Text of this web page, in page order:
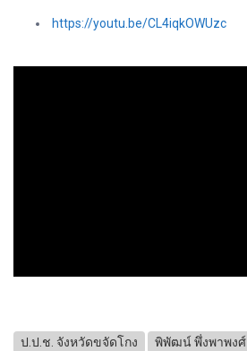
https://youtu.be/CL4iqkOWUzc
ป.ป.ช. จังหวัดขจัดโกง พิพัฒน์ พึ่งพาพงศ์